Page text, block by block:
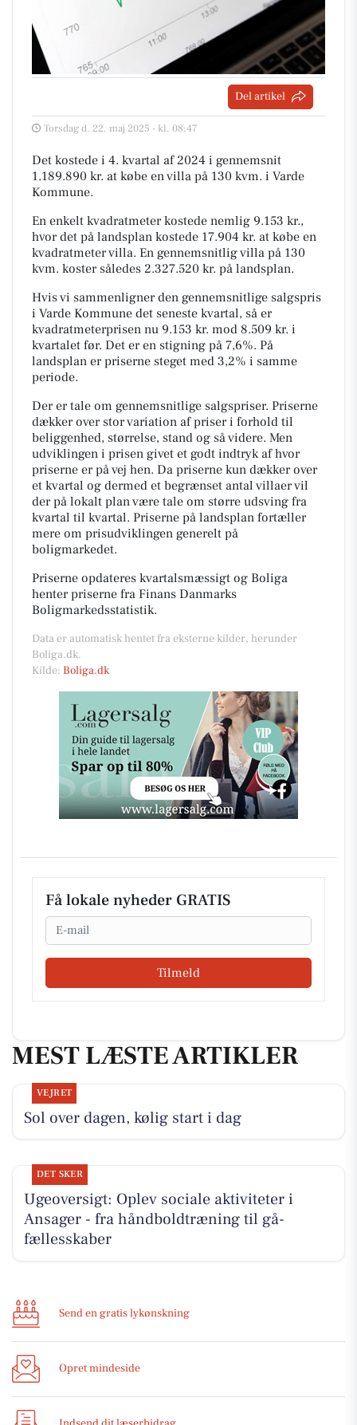
Del artikel
Torsdag d. 22. maj 2025 - kl. 08:47
Det kostede i 4. kvartal af 2024 i gennemsnit
1.189.890 kr. at købe en villa på 130 kvm. i Varde
Kommune.
En enkelt kvadratmeter kostede nemlig 9.153 kr.,
hvor det på landsplan kostede 17.904 kr. at købe en
kvadratmeter villa. En gennemsnitlig villa på 130
kvm. koster således 2.327.520 kr. på landsplan.
Hvis vi sammenligner den gennemsnitlige salgspris
i Varde Kommune det seneste kvartal, så er
kvadratmeterprisen nu 9.153 kr. mod 8.509 kr. i
kvartalet før. Det er en stigning på 7,6%. På
landsplan er priserne steget med 3,2% i samme
periode.
Der er tale om gennemsnitlige salgspriser. Priserne
dækker over stor variation af priser i forhold til
beliggenhed, størrelse, stand og så videre. Men
udviklingen i prisen givet et godt indtryk af hvor
priserne er på vej hen. Da priserne kun dækker over
et kvartal og dermed et begrænset antal villaer vil
der på lokalt plan være tale om større udsving fra
kvartal til kvartal. Priserne på landsplan fortæller
mere om prisudviklingen generelt på
boligmarkedet.
Priserne opdateres kvartalsmæssigt og Boliga
henter priserne fra Finans Danmarks
Boligmarkedsstatistik.
Data er automatisk hentet fra eksterne kilder, herunder
Boliga.dk.
Kilde: Boliga.dk
Få lokale nyheder GRATIS
Email
Tilmeld
MEST LÆSTE ARTIKLER
VEJRET
Sol over dagen, kølig start i dag
DET SKER
Ugeoversigt: Oplev sociale aktiviteter i
Ansager - fra håndboldtræning til gå-
fællesskaber
Send en gratis lykønskning
Opret mindeside